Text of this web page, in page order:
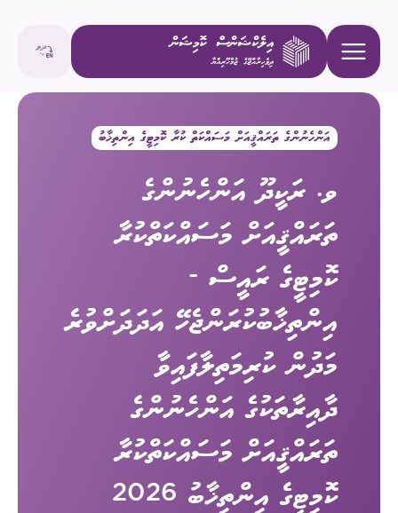
އަންހެނުންގެ ތަރައްޤީއަށް މަސައްކަތް ކުރާ ކޮމިޓީގެ އިންތިޚާބު
ވ. ރަކީދޫ އަންހެނުންގެ
ތަރައްޤީއަށް މަސައްކަތްކުރާ
ކޮމިޓީގެ ރައީސް -
އިންތިޚާބުކުރަންޖެހޭ އަދަދަށްވުރެ
މަދުން ކުރިމަތިލާފައިވާ
ދާއިރާތަކުގެ އަންހެނުންގެ
ތަރައްޤީއަށް މަސައްކަތްކުރާ
ކޮމިޓީގެ އިންތިޚާބު 2026